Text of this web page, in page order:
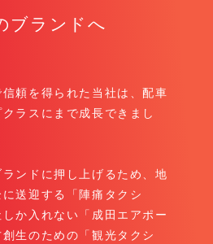
ブランドへ
頼を得られた当社は、配車
ラスにまで成長できまし
ンドに押し上げるため、地
送迎する「陣痛タクシ
か入れない「成田エアポー
生のための「観光タクシ